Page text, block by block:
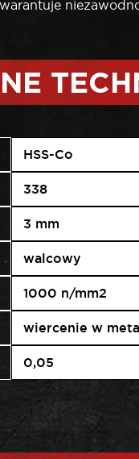
HSS-Co
338
3 mm
walcowy
1000 n/mm2
wiercenie w
0,05